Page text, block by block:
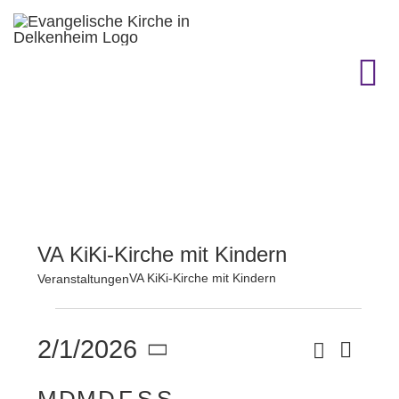
Zum
Inhalt
TERMINE
VA KiKi-Kirche mit Kindern
VeranstaltungenVA KiKi-Kirche mit Kindern
Veranstaltungen
Suche
Monat
2/1/2026